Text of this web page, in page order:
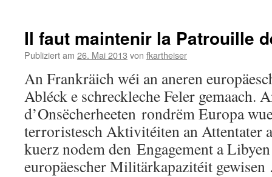
Il faut maintenir la Patrouille
Publiziert am 26. Mai 2013 von fkartheiser
An Frankräich wéi an aneren
Abléck e schreckleche Feler gemaach.
d’Onsëcherheeten rondrëm Europa
terroristesch Aktivitéiten an Attentater
kuerz nodem den Engagement a
europäescher Militärkapazitéit